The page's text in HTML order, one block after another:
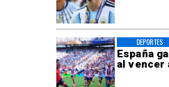
España
al vencer
DEPORTES